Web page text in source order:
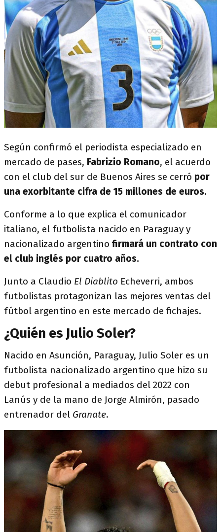
Según confirmó el periodista especializado en
mercado de pases, Fabrizio Romano, el acuerdo
con el club del sur de Buenos Aires se cerró por
una exorbitante cifra de 15 millones de euros.
Conforme a lo que explica el comunicador
italiano, el futbolista nacido en Paraguay y
nacionalizado argentino firmará un contrato con
el club inglés por cuatro años.
Junto a Claudio El Diablito Echeverri, ambos
futbolistas protagonizan las mejores ventas del
fútbol argentino en este mercado de fichajes.
¿Quién es Julio Soler?
Nacido en Asunción, Paraguay, Julio Soler es un
futbolista nacionalizado argentino que hizo su
debut profesional a mediados del 2022 con
Lanús y de la mano de Jorge Almirón, pasado
entrenador del Granate.